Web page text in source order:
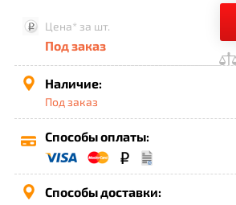
Цена* за шт.
Под заказ
Наличие:
Под заказ
Способы оплаты:
Способы доставки: